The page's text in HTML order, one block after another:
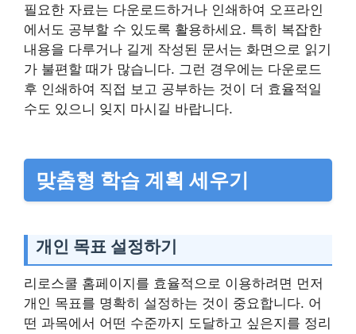
필요한 자료는 다운로드하거나 인쇄하여 오프라인
에서도 공부할 수 있도록 활용하세요. 특히 복잡한
내용을 다루거나 길게 작성된 문서는 화면으로 읽기
가 불편할 때가 많습니다. 그런 경우에는 다운로드
후 인쇄하여 직접 보고 공부하는 것이 더 효율적일
수도 있으니 잊지 마시길 바랍니다.
맞춤형 학습 계획 세우기
개인 목표 설정하기
리로스쿨 홈페이지를 효율적으로 이용하려면 먼저
개인 목표를 명확히 설정하는 것이 중요합니다. 어
떤 과목에서 어떤 수준까지 도달하고 싶은지를 정리